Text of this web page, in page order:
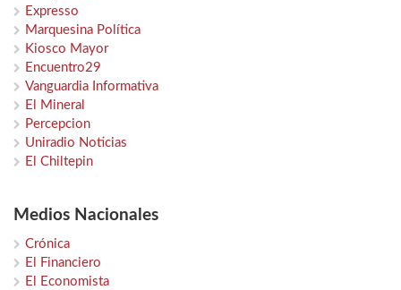
Expresso
Marquesina Política
Kiosco Mayor
Encuentro29
Vanguardia Informativa
El Mineral
Percepcion
Uniradio Noticias
El Chiltepin
Medios Nacionales
Crónica
El Financiero
El Economista